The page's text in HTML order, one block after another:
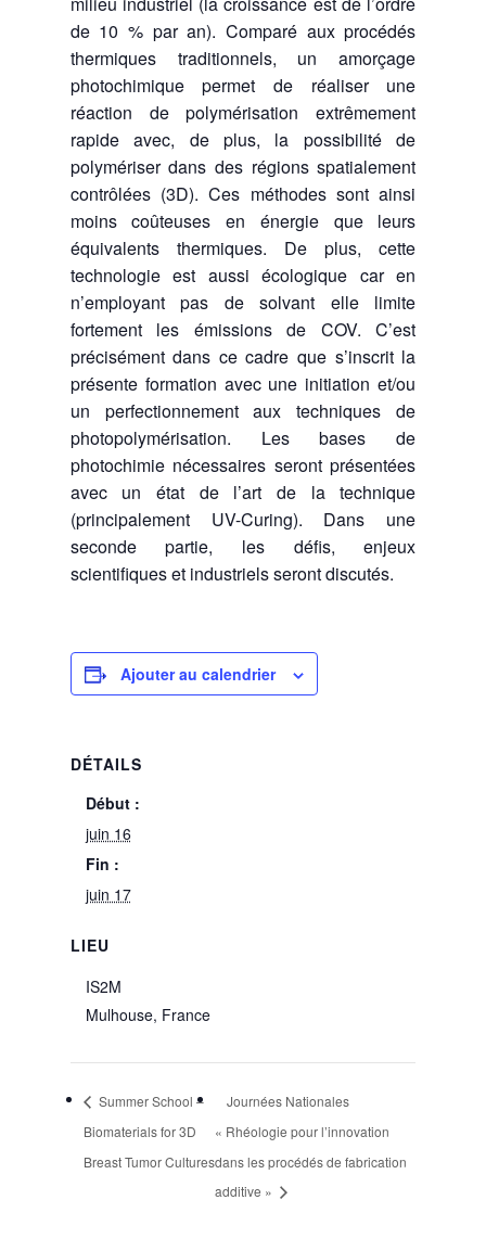
de 10 % par an). Comparé aux procédés
thermiques traditionnels, un amorçage
photochimique permet de réaliser une
réaction de polymérisation extrêmement
rapide avec, de plus, la possibilité de
polymériser dans des régions spatialement
contrôlées (3D). Ces méthodes sont ainsi
moins coûteuses en énergie que leurs
équivalents thermiques. De plus, cette
technologie est aussi écologique car en
n’employant pas de solvant elle limite
fortement les émissions de COV. C’est
précisément dans ce cadre que s’inscrit la
présente formation avec une initiation et/ou
un perfectionnement aux techniques de
photopolymérisation. Les bases de
photochimie nécessaires seront présentées
avec un état de l’art de la technique
(principalement UV-Curing). Dans une
seconde partie, les défis, enjeux
scientifiques et industriels seront discutés.
Ajouter au calendrier
DÉTAILS
Début :
juin 16
Fin :
juin 17
LIEU
IS2M
Mulhouse, France
Summer School –
Biomaterials for 3D
Breast Tumor Cultures
Journées Nationales
« Rhéologie pour l’innovation
dans les procédés de fabrication
additive »